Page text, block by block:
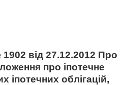
від 27.12.2012 Про
про іпотечне
іпотечних облігацій,